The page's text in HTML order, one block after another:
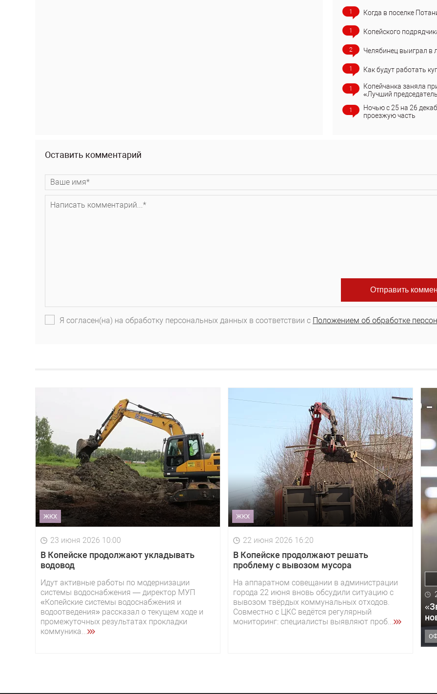
1 Когда в поселке
1 Копейского
2 Челябинец выиграл в
1 Как будут работать
1
Копейчанка заняла
«Лучший
1
Ночью с 25 на 26
проезжую часть
Оставить комментарий
Я согласен(на) на обработку персональных данных в соответствии с Положением об обработке
ЖКХ
23 июня 2026 10:00
В Копейске продолжают укладывать
водовод
Идут активные работы по модернизации
системы водоснабжения — директор МУП
«Копейские системы водоснабжения и
водоотведения» рассказал о текущем ходе и
промежуточных результатах прокладки
коммуника...
ЖКХ
22 июня 2026 16:20
В Копейске продолжают решать
проблему с вывозом мусора
На аппаратном совещании в администрации
города 22 июня вновь обсудили ситуацию с
вывозом твёрдых коммунальных отходов.
Совместно с ЦКС ведётся регулярный
мониторинг: специалисты выявляют проб...